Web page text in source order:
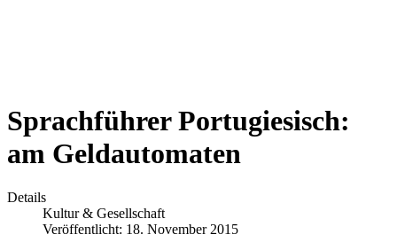
Sprachführer Portugiesisch:
am Geldautomaten
Details
Kultur & Gesellschaft
Veröffentlicht: 18. November 2015